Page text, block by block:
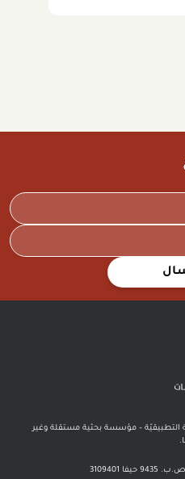
التطبيقيّة – مؤسسة بحثية مستقلة وغير